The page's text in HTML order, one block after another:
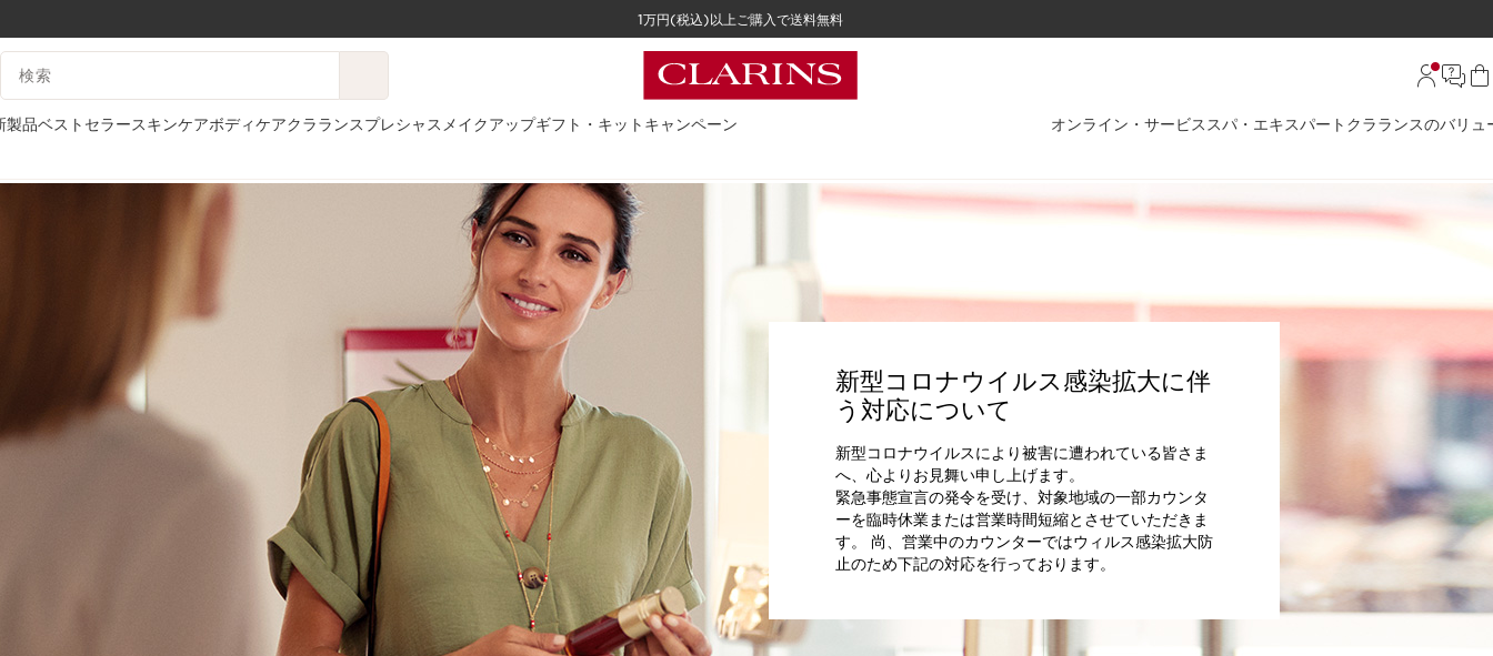
コンテンツへ移動
1万円(税込)以上ご購入で送料無料
検索候補
製品ベストセラースキンケアボディケアクラランスプレシャス メイクアップギフト・キット キャンペーン オンライン・サービス スパ・エキスパート クラランスのバリュ
新型コロナウイルス感染拡大に伴
う対応について
新型コロナウイルスにより被害に遭われている皆さま
へ、心よりお見舞い申し上げます。
緊急事態宣言の発令を受け、対象地域の一部カウンタ
ーを臨時休業または営業時間短縮とさせていただきま
す。 尚、営業中のカウンターではウィルス感染拡大防
止のため下記の対応を行っております。